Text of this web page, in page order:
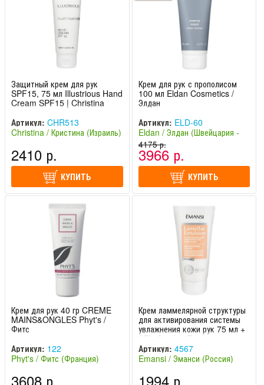
Защитный крем для рук
SPF15, 75 мл Illustrious Hand
Cream SPF15 | Christina
Артикул: CHR513
Christina / Кристина (Израиль)
2410 р.
КУПИТЬ
Крем для рук с прополисом
100 мл Eldan Cosmetics /
Элдан
Артикул: ELD-60
Eldan / Элдан (Швейцария -
Италия)
4175 р.
3966 р.
КУПИТЬ
Крем для рук 40 гр CREME
MAINS&ONGLES Phyt's /
Фитс
Артикул: 122
Phyt's / Фитс (Франция)
3608 р.
Крем ламмелярной структуры
для активирования системы
увлажнения кожи рук 75 мл +
APh-System Emansi
Артикул: 4567
Emansi / Эманси (Россия)
1994 р.